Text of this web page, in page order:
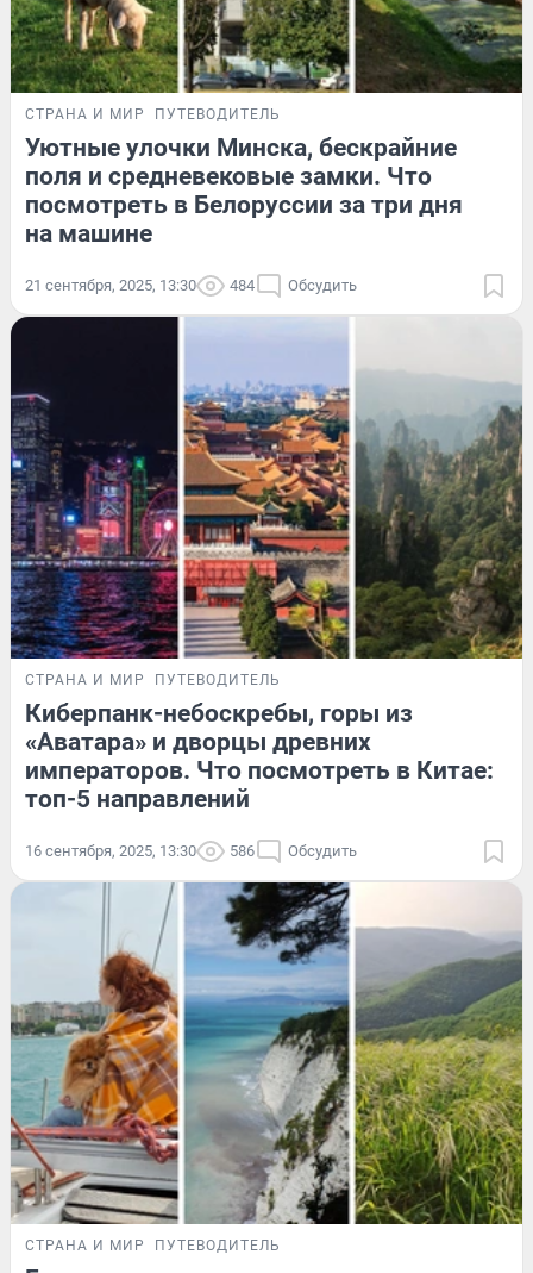
СТРАНА И МИР ПУТЕВОДИТЕЛЬ
Уютные улочки Минска, бескрайние
поля и средневековые замки. Что
посмотреть в Белоруссии за три дня
на машине
21 сентября, 2025, 13:30 484 Обсудить
СТРАНА И МИР ПУТЕВОДИТЕЛЬ
Киберпанк-небоскребы, горы из
«Аватара» и дворцы древних
императоров. Что посмотреть в Китае:
топ-5 направлений
16 сентября, 2025, 13:30 586 Обсудить
СТРАНА И МИР ПУТЕВОДИТЕЛЬ